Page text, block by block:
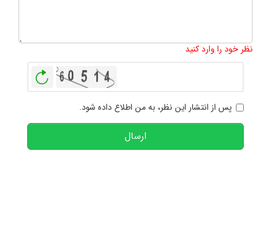
نظر خود را وارد کنید
پس از انتشار این نظر، به من اطلاع داده شود.
ارسال